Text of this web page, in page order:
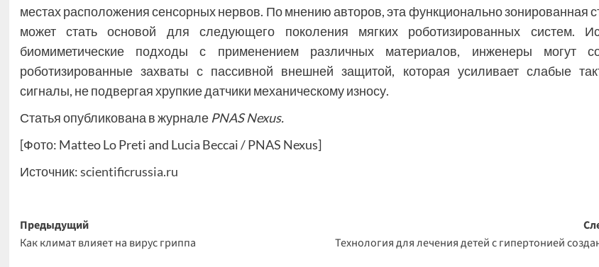
местах расположения сенсорных нервов. По мнению авторов, эта функционально зонированная
может стать основой для следующего поколения мягких роботизированных систем.
биомиметические подходы с применением различных материалов, инженеры могут
роботизированные захваты с пассивной внешней защитой, которая усиливает слабые
сигналы, не подвергая хрупкие датчики механическому износу.
Статья опубликована в журнале PNAS Nexus.
[Фото: Matteo Lo Preti and Lucia Beccai / PNAS Nexus]
Источник:scientificrussia.ru
Навигация
записи
Предыдущий
Как климат влияет на вирус гриппа
Технология для лечения детей с гипертонией